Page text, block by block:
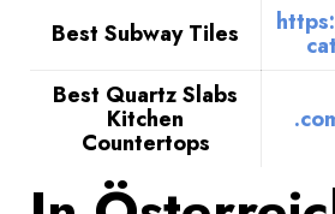
Best Subway Tiles
Best Quartz Slabs
Kitchen
Countertops